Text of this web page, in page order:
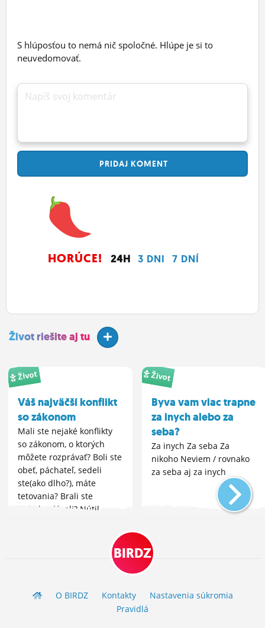
S hlúposťou to nemá nič spoločné. Hlúpe je si to
neuvedomovať.
Napíš svoj komentár
PRIDAJ KOMENT
HORÚCE! 24H 3 DNI 7 DNÍ
Život riešite aj tu
Život
Váš najväčší konflikt
so zákonom
Mali ste nejaké konflikty
so zákonom, o ktorých
môžete rozprávať? Boli ste
obeť, páchateľ, sedeli
ste(ako dlho?), máte
tetovania? Brali ste
úplatky, dávali? Nútil
Život
Byva vam viac trapne
za inych alebo za
seba?
Za inych Za seba Za
nikoho Neviem / rovnako
za seba aj za inych
BIRDZ
O BIRDZ Kontakty
Nastavenia súkromia
Pravidlá